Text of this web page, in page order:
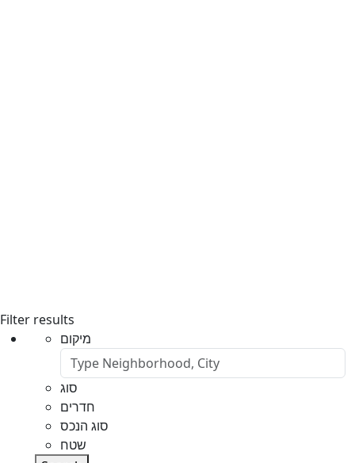
Filter results
מיקום
סוג
חדרים
סוג הנכס
שטח